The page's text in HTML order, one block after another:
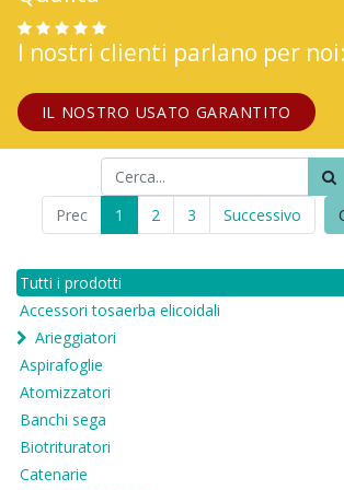
I nostri clienti parlano per
IL NOSTRO USATO GARANTITO
Prec 1 2 3 Successivo
Tutti i prodotti
Accessori tosaerba elicoidali
Arieggiatori
Aspirafoglie
Atomizzatori
Banchi sega
Biotrituratori
Catenarie